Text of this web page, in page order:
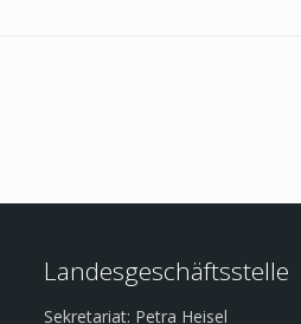
Landesgeschäftsstelle
Sekretariat: Petra Heisel